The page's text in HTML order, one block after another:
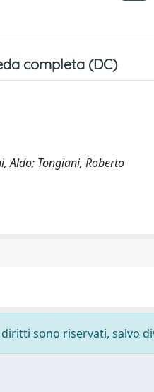
completa (DC)
Aldo; Tongiani, Roberto
sono riservati, salvo